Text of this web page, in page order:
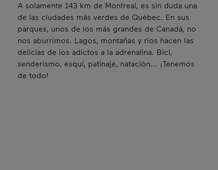
A solamente 143 km de Montreal, es sin duda una
de las ciudades más verdes de Québec. En sus
parques, unos de los más grandes de Canadá, no
nos aburrimos. Lagos, montañas y ríos hacen las
delicias de los adictos a la adrenalina. Bici,
senderismo, esquí, patinaje, natación... ¡Tenemos
de todo!